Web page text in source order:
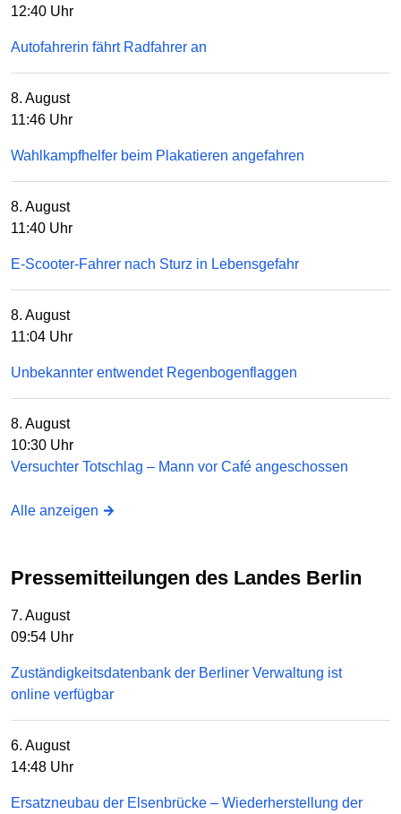
12:40 Uhr
Autofahrerin fährt Radfahrer an
8. August
11:46 Uhr
Wahlkampfhelfer beim Plakatieren angefahren
8. August
11:40 Uhr
E-Scooter-Fahrer nach Sturz in Lebensgefahr
8. August
11:04 Uhr
Unbekannter entwendet Regenbogenflaggen
8. August
10:30 Uhr
Versuchter Totschlag – Mann vor Café angeschossen
Alle anzeigen
Pressemitteilungen des Landes Berlin
7. August
09:54 Uhr
Zuständigkeitsdatenbank der Berliner Verwaltung ist
online verfügbar
6. August
14:48 Uhr
Ersatzneubau der Elsenbrücke – Wiederherstellung der